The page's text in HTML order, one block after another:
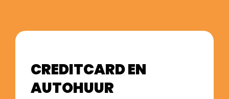
CREDITCARD EN
AUTOHUUR